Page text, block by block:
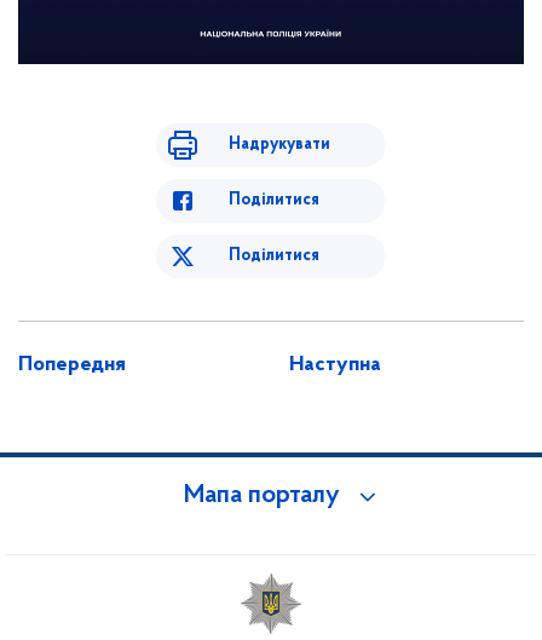
Надрукувати
Поділитися
Поділитися
Попередня Наступна
Мапа порталу